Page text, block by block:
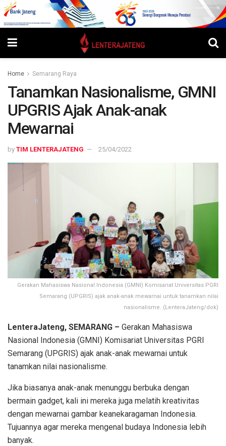
Home Semarang Raya
Tanamkan Nasionalisme, GMNI
UPGRIS Ajak Anak-anak
Mewarnai
by TIM LENTERAJATENG 25/04/2022
Gerakan Mahasiswa Nasional Indonesia (GMNI) Komisariat Universitas PGRI
Semarang (UPGRIS) ajak anak-anak mewarnai untuk tanamkan nilai
nasionalisme. (LenteraJateng/dok)
LenteraJateng, SEMARANG – Gerakan Mahasiswa
Nasional Indonesia (GMNI) Komisariat Universitas PGRI
Semarang (UPGRIS) ajak anak-anak mewarnai untuk
tanamkan nilai nasionalisme.
Jika biasanya anak-anak menunggu berbuka dengan
bermain gadget, kali ini mereka juga melatih kreativitas
dengan mewarnai gambar keanekaragaman Indonesia.
Tujuannya agar mereka mengenal budaya Indonesia lebih
banyak.